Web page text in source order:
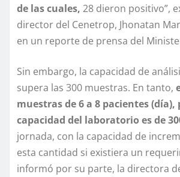
de las cuales, 28 dieron positivo”,
director del Cenetrop, Jhonatan
en un reporte de prensa del
Sin embargo, la capacidad de
supera las 300 muestras. En tanto,
muestras de 6 a 8 pacientes (día),
capacidad del laboratorio es de
jornada, con la capacidad de
esta cantidad si existiera un
informó por su parte, la directora